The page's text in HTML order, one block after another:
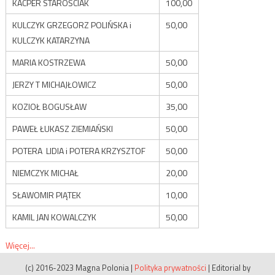
KACPER STAROŚCIAK
100,00
KULCZYK GRZEGORZ POLIŃSKA i
KULCZYK KATARZYNA
50,00
MARIA KOSTRZEWA
50,00
JERZY T MICHAJŁOWICZ
50,00
KOZIOŁ BOGUSŁAW
35,00
PAWEŁ ŁUKASZ ZIEMIAŃSKI
50,00
POTERA LIDIA i POTERA KRZYSZTOF
50,00
NIEMCZYK MICHAŁ
20,00
SŁAWOMIR PIĄTEK
10,00
KAMIL JAN KOWALCZYK
50,00
Więcej...
(c) 2016-2023 Magna Polonia | Polityka prywatności | Editorial by